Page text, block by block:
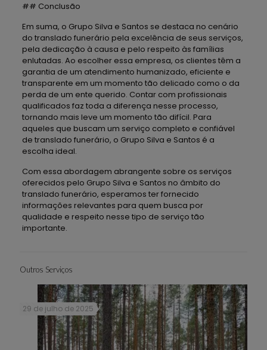
## Conclusão
Em suma, o Grupo Silva e Santos se destaca no cenário
do translado funerário pela excelência de seus serviços,
pela dedicação à causa e pelo respeito às famílias
enlutadas. Ao escolher essa empresa, os clientes têm a
garantia de um atendimento humanizado, eficiente e
transparente em um momento tão delicado como o da
perda de um ente querido. Contar com profissionais
qualificados faz toda a diferença nesse processo,
tornando mais leve um momento tão difícil. Para
aqueles que buscam um serviço completo e confiável
de translado funerário, o Grupo Silva e Santos é a
escolha ideal.
Com essa abordagem abrangente sobre os serviços
oferecidos pelo Grupo Silva e Santos no âmbito do
translado funerário, esperamos ter fornecido
informações relevantes para quem busca por
qualidade e respeito nesse tipo de serviço tão
importante.
Outros Serviços
29 de julho de 2025